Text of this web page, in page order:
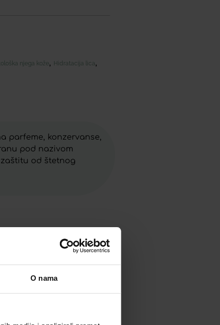
O nama
njega kože, Hidratacija lica,
parfeme, konzervanse,
pod nazivom
od štetnog